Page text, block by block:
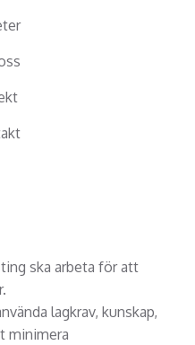
ska arbeta för att
lagkrav, kunskap,
minimera